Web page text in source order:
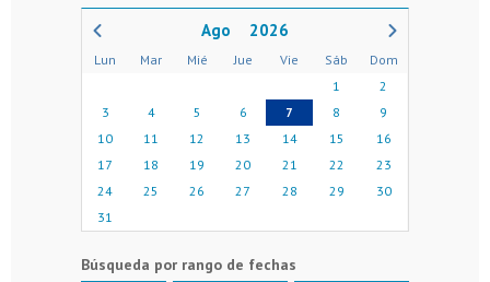
2026
Lun Mar Mié Jue Vie Sáb
Dom
1
2
3
4 5 6 7 8
9
10
11 12 13 14 15
16
17
18 19 20 21 22
23
24
25 26 27 28 29
30
31